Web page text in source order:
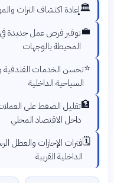
🏛️إعادة اكتشاف التراث
💼توفير فرص عمل جديدة
المحيطة بالوجهات
⭐تحسن الخدمات الفندقية
السياحية الداخلية
🏦تقليل الضغط على العملات
داخل الاقتصاد المحلي
🗓️فترات الإجازات والعطل
الداخلية القريبة